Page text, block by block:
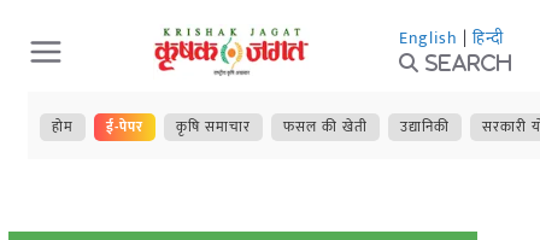
Skip
to
content
English | हिन्दी
Search
होम ई-पेपर कृषि समाचार फसल की खेती उद्यानिकी सरकारी